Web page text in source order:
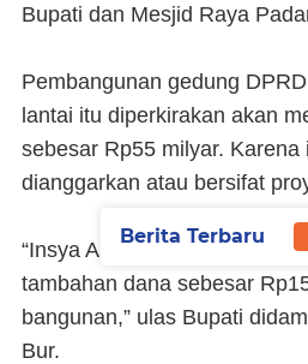
Bupati dan Mesjid Raya
Pembangunan gedung
lantai itu diperkirakan akan
sebesar Rp55 milyar.
dianggarkan atau bersifat
“Insya Allah pada APBD
tambahan dana sebesar
bangunan,” ulas Bupati
Bur.
Berita Terbaru